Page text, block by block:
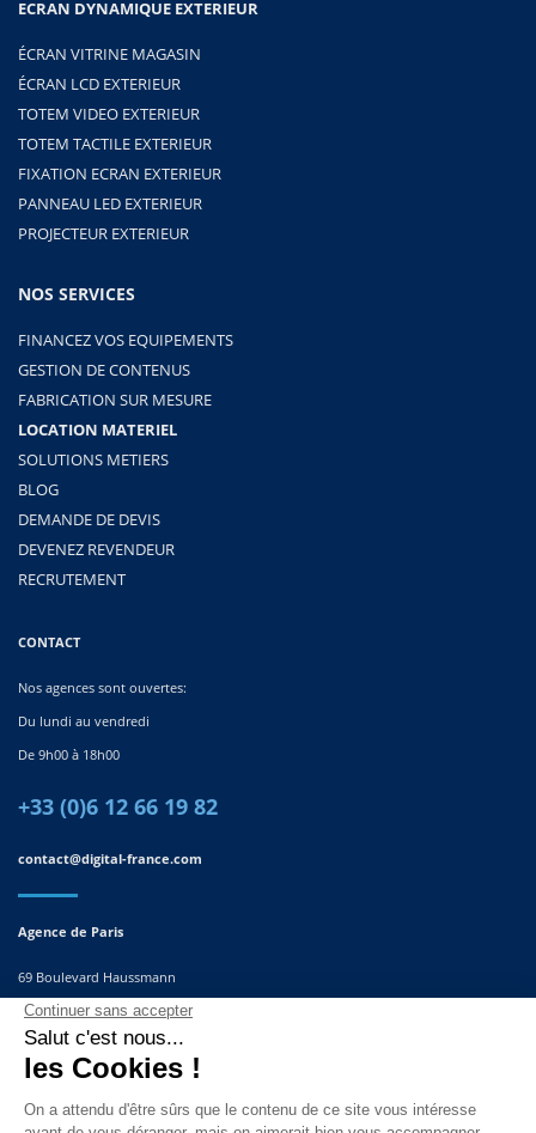
ECRAN DYNAMIQUE EXTERIEUR
ÉCRAN VITRINE MAGASIN
ÉCRAN LCD EXTERIEUR
TOTEM VIDEO EXTERIEUR
TOTEM TACTILE EXTERIEUR
FIXATION ECRAN EXTERIEUR
PANNEAU LED EXTERIEUR
PROJECTEUR EXTERIEUR
NOS SERVICES
FINANCEZ VOS EQUIPEMENTS
GESTION DE CONTENUS
FABRICATION SUR MESURE
LOCATION MATERIEL
SOLUTIONS METIERS
BLOG
DEMANDE DE DEVIS
DEVENEZ REVENDEUR
RECRUTEMENT
CONTACT
Nos agences sont ouvertes:
Du lundi au vendredi
De 9h00 à 18h00
+33 (0)6 12 66 19 82
contact@digital-france.com
Agence de Paris
69 Boulevard Haussmann
75008, Paris
France
Agence du Sud-Est